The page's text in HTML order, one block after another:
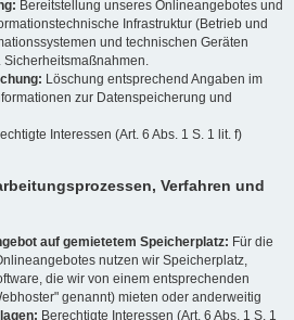
Bereitstellung unseres Onlineangebotes und
Infrastruktur (Betrieb und
und technischen Geräten
Sicherheitsmaßnahmen.
Löschung entsprechend Angaben im
zur Datenspeicherung und
Interessen (Art. 6 Abs. 1 S. 1 lit. f)
Verfahren und
auf gemietetem Speicherplatz: Für die
nutzen wir Speicherplatz,
die wir von einem entsprechenden
genannt) mieten oder anderweitig
Berechtigte Interessen (Art. 6 Abs. 1 S. 1